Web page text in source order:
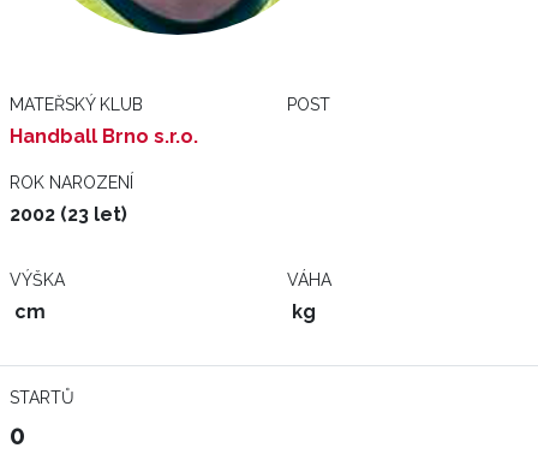
MATEŘSKÝ KLUB
Handball Brno s.r.o.
POST
ROK NAROZENÍ
2002 (23 let)
VÝŠKA
cm
VÁHA
kg
STARTŮ
0